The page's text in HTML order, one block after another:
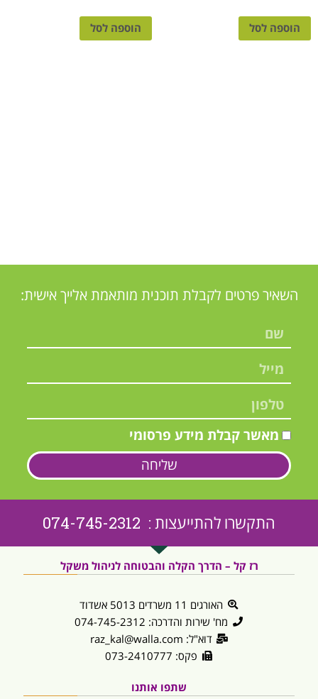
הוספה לסל הוספה לסל
השאיר פרטים לקבלת תוכנית מותאמת אלייך אישית:
מאשר קבלת מידע פרסומי
שליחה
התקשרו להתייעצות : 074-745-2312
רז קל – הדרך הקלה והבטוחה לניהול משקל
האורגים 11 משרדים 5013 אשדוד
מח' שירות והדרכה: 074-745-2312
דוא"ל: raz_kal@walla.com
פקס: 073-2410777
שתפו אותנו